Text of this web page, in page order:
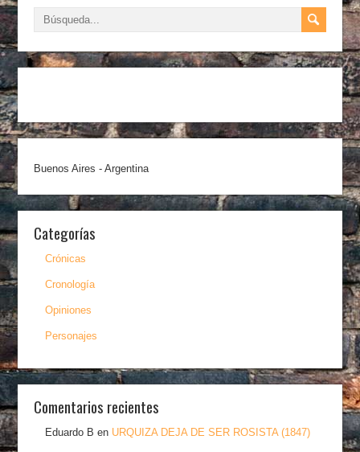
Buenos Aires - Argentina
Categorías
Crónicas
Cronología
Opiniones
Personajes
Comentarios recientes
Eduardo B en URQUIZA DEJA DE SER ROSISTA (1847)